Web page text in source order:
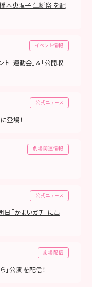
橋本恵理子 生誕祭 を配
イベント情報
「運動会」＆「公開収
公式ニュース
登場！
劇場関連情報
公式ニュース
日「かまいガチ」に出
劇場配信
」公演 を配信！